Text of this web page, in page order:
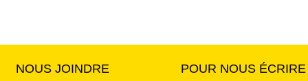
NOUS JOINDRE POUR NOUS ÉCRIRE